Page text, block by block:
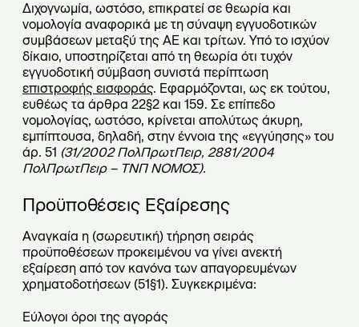
Διχογνωμία, ωστόσο, επικρατεί σε θεωρία και
νομολογία αναφορικά με τη σύναψη εγγυοδοτικών
συμβάσεων μεταξύ της ΑΕ και τρίτων. Υπό το ισχύον
δίκαιο, υποστηρίζεται από τη θεωρία ότι τυχόν
εγγυοδοτική σύμβαση συνιστά περίπτωση
επιστροφής εισφοράς. Εφαρμόζονται, ως εκ τούτου,
ευθέως τα άρθρα 22§2 και 159. Σε επίπεδο
νομολογίας, ωστόσο, κρίνεται απολύτως άκυρη,
εμπίπτουσα, δηλαδή, στην έννοια της «εγγύησης» του
άρ. 51 (31/2002 ΠολΠρωτΠειρ, 2881/2004
ΠολΠρωτΠειρ – ΤΝΠ ΝΟΜΟΣ).
Προϋποθέσεις Εξαίρεσης
Αναγκαία η (σωρευτική) τήρηση σειράς
προϋποθέσεων προκειμένου να γίνει ανεκτή
εξαίρεση από τον κανόνα των απαγορευμένων
χρηματοδοτήσεων (51§1). Συγκεκριμένα:
Εύλογοι όροι της αγοράς